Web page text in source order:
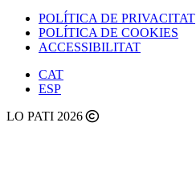
POLÍTICA DE PRIVACITAT
POLÍTICA DE COOKIES
ACCESSIBILITAT
CAT
ESP
LO PATI 2026